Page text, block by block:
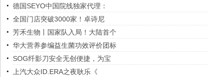
心目中
德国SEYO中国院线独家代理：
全国门店突破3000家！卓诗尼
芳禾生物丨国家队入局！大陆首个
华大营养参编益生菌功效评价团标
SOG纤影刀安全无创便捷，为宝
上汽大众ID.ERA之夜耿乐《